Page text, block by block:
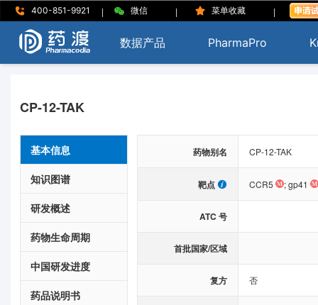
400-851-9921 | 微信 | 菜单收藏 |
数据产品 PharmaPro
CP-12-TAK
基本信息
知识图谱
研发概述
药物生命周期
中国研发进度
药品说明书
药物别名 CP-12-TAK
靶点 CCR5 ;gp41
ATC 号
首批国家/区域
复方 否